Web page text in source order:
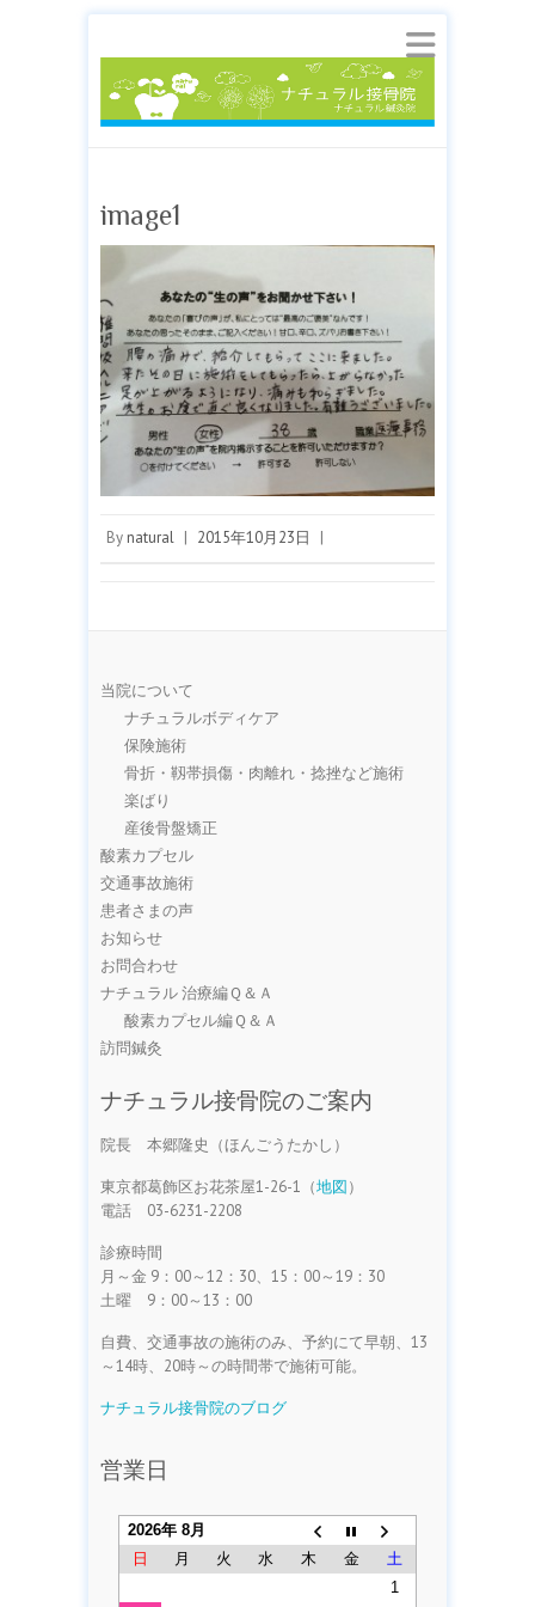
image1
By natural | 2015年10月23日 |
当院について
ナチュラルボディケア
保険施術
骨折・靱帯損傷・肉離れ・捻挫など施術
楽ばり
産後骨盤矯正
酸素カプセル
交通事故施術
患者さまの声
お知らせ
お問合わせ
ナチュラル 治療編Ｑ＆Ａ
酸素カプセル編Ｑ＆Ａ
訪問鍼灸
ナチュラル接骨院のご案内
院長 本郷隆史（ほんごうたかし）
東京都葛飾区お花茶屋1-26-1（地図）
電話 03-6231-2208
診療時間
月～金 9：00～12：30、15：00～19：30
土曜 9：00～13：00
自費、交通事故の施術のみ、予約にて早朝、13
～14時、20時～の時間帯で施術可能。
ナチュラル接骨院のブログ
営業日
2026年 8月
日
月 火 水 木 金
土
1